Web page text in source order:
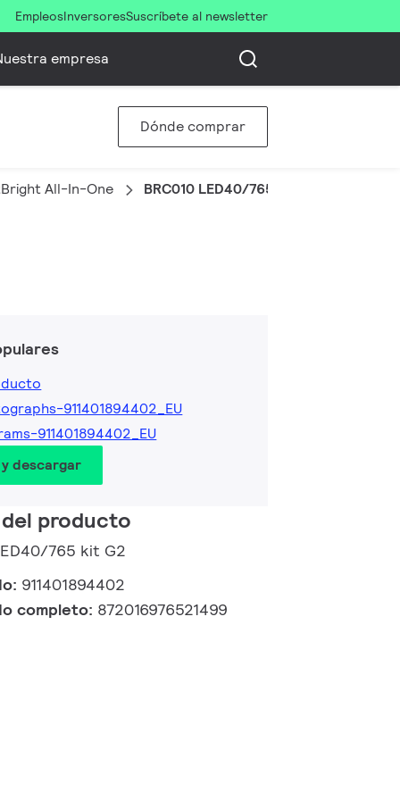
EmpleosInversoresSuscríbete al newsletter
empresa
Dónde comprar
All-In-One BRC010 LED40/765 kit G2
911401894402_EU
911401894402_EU
descargar
producto
765 kit G2
911401894402
completo: 872016976521499